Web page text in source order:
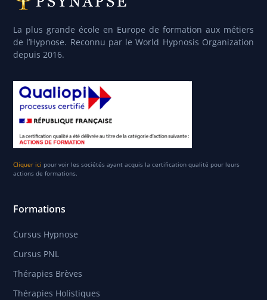
La plus grande école en Europe de formation aux métiers
de l’Hypnose. Reconnu par le World Hypnosis Organization
depuis 2016.
Cliquer ici pour voir les sociétés ayant acquis la certification qualité pour leurs
actions de formations.
Formations
Cursus Hypnose
Cursus PNL
Thérapies Brèves
Thérapies Holistiques